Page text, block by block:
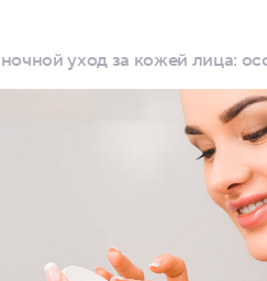
уход за кожей лица: